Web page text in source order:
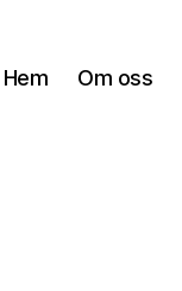
Hem Om oss